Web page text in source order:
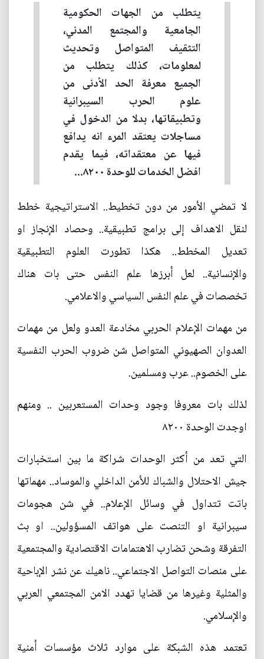
يتطلب من الجهات الحكومية
الجامعية والمجتمع المدني،
التثقيف المتواصل وتحديث
لمعلومات، كذلك يتطلب من
الجميع معرفة الحد الأدنى من
علوم الحرب السيبرانية
وتطبيقاتها، بدلا من الدخول في
مساجلات يعتقد المرء انه يدافع
فيها عن معتقداته، فيما يقدم
افضل الخدمات للوحدة ٨٢٠٠...
لا تمضي الأمور من دون تخطيط.. الاستراتيجية خطط
لنقل الاهداف إلى برامج تطبيقية.. وحصاد الإنجاز او
تعديل المخطط.. هكذا تطورت العلوم التطبيقية
والإنسانية.. لعل أبرزها علم النفس حتى بات هناك
تخصصات في علم النفس السياسي والاعلامي.
من مهمات الإعلام الحربي مخادعة العدو ولعل من مهمات
العدوان الصهيوني المتواصل شن ضروب الحرب النفسية
على الخصوم.. عرب ومسلمين.
لذلك بات معروفا وجود وحدات المستعربين .. ومنهم
اوجدت الوحدة ٨٢٠٠
التي تعد من أكثر الوحدات شراكة ما بين استخبارات
جيش الاحتلال والشباك للأمن الداخلي والموساد.. مهماتها
باتت تتداول في وسائل الإعلام.. في شن هجومات
سيبرانية او التنصت على هواتف المسؤولين.. او بث
التفرقة وشحن تضارب الاهتمامات الاقتصادية والمجتمعية
على منصات التواصل الاجتماعي.. ناهيك عن نشر الإباحية
والمثلية وغيرها من قضايا تهدد الامن المجتمعي العربي
والإسلامي.
تعتمد هذه الشبكة على موارد ثلاث مؤسسات أمنية